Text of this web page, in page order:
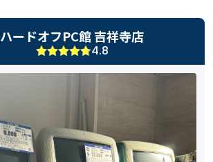
ハードオフPC館 吉祥寺店
4.8